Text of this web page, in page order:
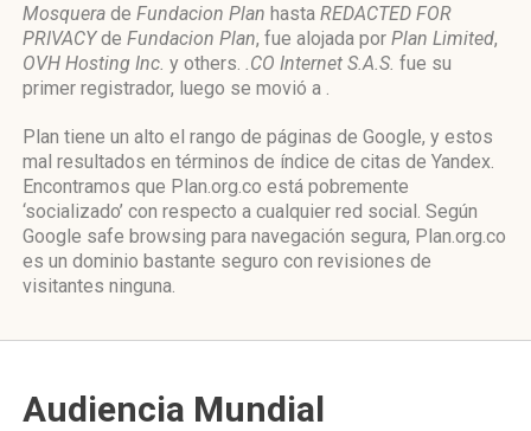
Mosquera de Fundacion Plan hasta REDACTED FOR
PRIVACYde Fundacion Plan, fue alojada por Plan Limited,
OVH Hosting Inc. y others. .CO Internet S.A.S. fue su
primer registrador, luego se movió a .
Plan tiene un alto el rango de páginas de Google, y estos
mal resultados en términos de índice de citas de Yandex.
Encontramos que Plan.org.co está pobremente
‘socializado’ con respecto a cualquier red social. Según
Google safe browsing para navegación segura, Plan.org.co
es un dominio bastante seguro con revisiones de
visitantes ninguna.
Audiencia Mundial